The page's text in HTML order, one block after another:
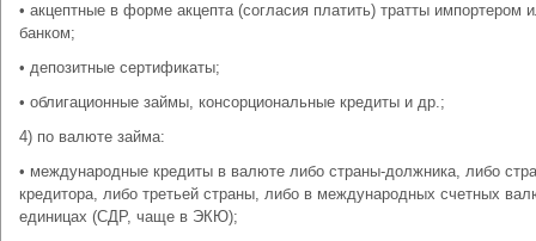
• акцептные в форме акцепта (согласия платить) тратты импортером
банком;
• депозитные сертификаты;
• облигационные займы, консорциональные кредиты и др.;
4) по валюте займа:
• международные кредиты в валюте либо страны-должника, либо
кредитора, либо третьей страны, либо в международных счетных
единицах (СДР, чаще в ЭКЮ);